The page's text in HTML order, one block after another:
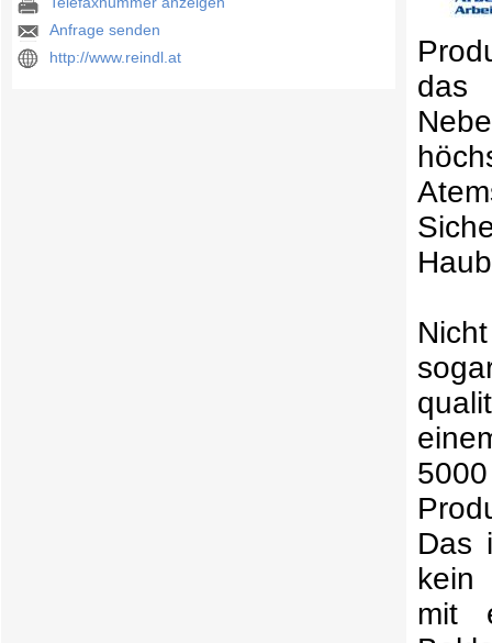
Anfrage senden
http://www.reindl.at
das
Das
kein
mit